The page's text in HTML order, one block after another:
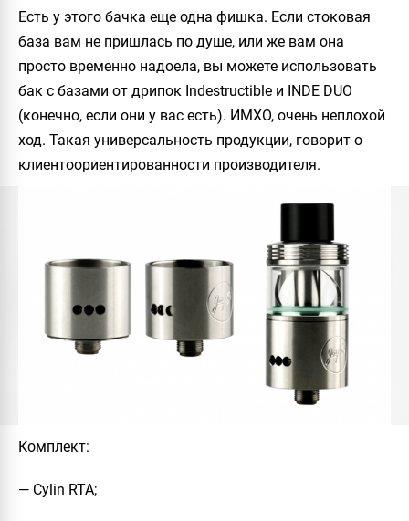
Есть у этого бачка еще одна фишка. Если стоковая
база вам не пришлась по душе, или же вам она
просто временно надоела, вы можете использовать
бак с базами от дрипок Indestructible и INDE DUO
(конечно, если они у вас есть). ИМХО, очень неплохой
ход. Такая универсальность продукции, говорит о
клиентоориентированности производителя.
Комплект:
— Cylin RTA;